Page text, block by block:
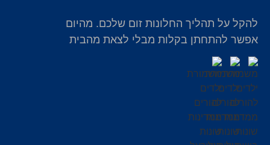
להקל על תהליך החלונות זום שלכם. מהיום
אפשר להתחתן בקלות מבלי לצאת מהבית